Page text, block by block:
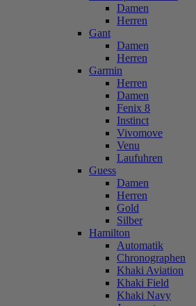
Damen
Herren
Gant
Damen
Herren
Garmin
Herren
Damen
Fenix 8
Instinct
Vivomove
Venu
Laufuhren
Guess
Damen
Herren
Gold
Silber
Hamilton
Automatik
Chronographen
Khaki Aviation
Khaki Field
Khaki Navy